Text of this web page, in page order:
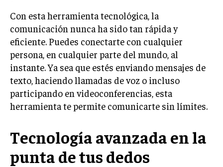
Con esta herramienta tecnológica, la
comunicación nunca ha sido tan rápida y
eficiente. Puedes conectarte con cualquier
persona, en cualquier parte del mundo, al
instante. Ya sea que estés enviando mensajes de
texto, haciendo llamadas de voz o incluso
participando en videoconferencias, esta
herramienta te permite comunicarte sin límites.
Tecnología avanzada en la
punta de tus dedos